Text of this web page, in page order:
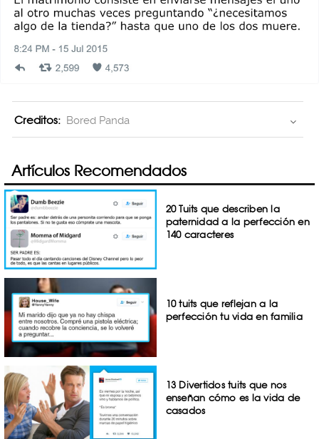
Creditos: Bored Panda
Artículos Recomendados
20 Tuits que describen la
paternidad a la perfección en
140 caracteres
10 tuits que reflejan a la
perfección tu vida en familia
13 Divertidos tuits que nos
enseñan cómo es la vida de
casados